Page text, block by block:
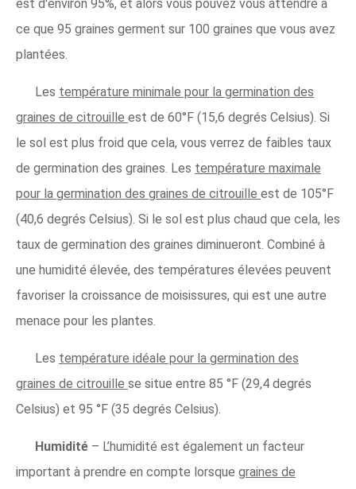
est d'environ 95%, et alors vous pouvez vous attendre à
ce que 95 graines germent sur 100 graines que vous avez
plantées.
Les température minimale pour la germination des
graines de citrouille est de 60°F (15,6 degrés Celsius). Si
le sol est plus froid que cela, vous verrez de faibles taux
de germination des graines. Les température maximale
pour la germination des graines de citrouille est de 105°F
(40,6 degrés Celsius). Si le sol est plus chaud que cela, les
taux de germination des graines diminueront. Combiné à
une humidité élevée, des températures élevées peuvent
favoriser la croissance de moisissures, qui est une autre
menace pour les plantes.
Les température idéale pour la germination des
graines de citrouille se situe entre 85 °F (29,4 degrés
Celsius) et 95 °F (35 degrés Celsius).
Humidité – L’humidité est également un facteur
important à prendre en compte lorsque graines de